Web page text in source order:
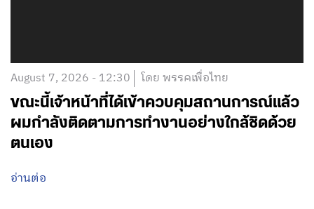
August 7, 2026 - 12:30 โดย พรรคเพื่อไทย
ขณะนี้เจ้าหน้าที่ได้เข้าควบคุมสถานการณ์แล้ว
ผมกำลังติดตามการทำงานอย่างใกล้ชิดด้วย
ตนเอง
อ่านต่อ